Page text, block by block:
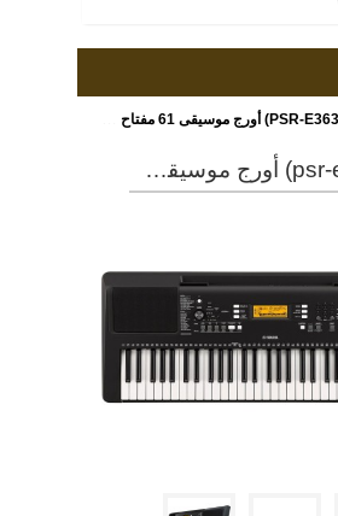
ياماها (psr-e363) أورج موسيقى 61 مفتاح + مصدر قدرة pa3